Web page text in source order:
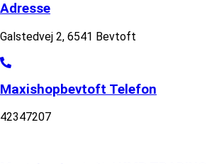
Adresse
Galstedvej 2, 6541 Bevtoft
Maxishopbevtoft Telefon
42347207